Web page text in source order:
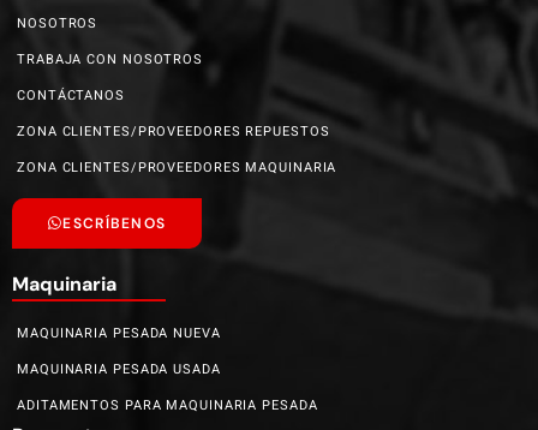
NOSOTROS
TRABAJA CON NOSOTROS
CONTÁCTANOS
ZONA CLIENTES/PROVEEDORES REPUESTOS
ZONA CLIENTES/PROVEEDORES MAQUINARIA
ESCRÍBENOS
Maquinaria
MAQUINARIA PESADA NUEVA
MAQUINARIA PESADA USADA
ADITAMENTOS PARA MAQUINARIA PESADA